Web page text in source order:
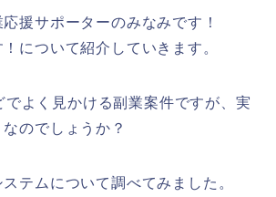
援サポーターのみなみです！
について紹介していきます。
よく見かける副業案件ですが、実
のでしょうか？
テムについて調べてみました。